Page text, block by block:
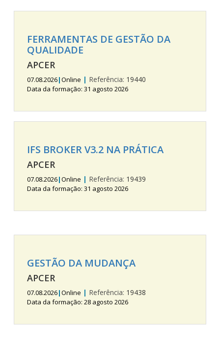
FERRAMENTAS DE GESTÃO DA
QUALIDADE
APCER
07.08.2026|Online | Referência: 19440
Data da formação: 31 agosto 2026
IFS BROKER V3.2 NA PRÁTICA
APCER
07.08.2026|Online | Referência: 19439
Data da formação: 31 agosto 2026
GESTÃO DA MUDANÇA
APCER
07.08.2026|Online | Referência: 19438
Data da formação: 28 agosto 2026